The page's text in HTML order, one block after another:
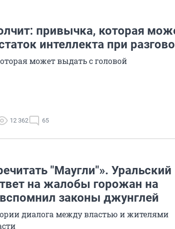
привычка, которая
интеллекта при
может выдать с головой
12 362 65
"Маугли"». Уральский
на жалобы горожан на
законы джунглей
жителями